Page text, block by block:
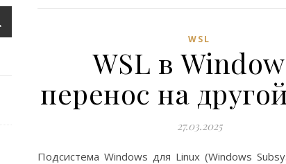
WSL
WSL в
перенос на
27.03.2025
Подсистема Windows для Linux (Windows